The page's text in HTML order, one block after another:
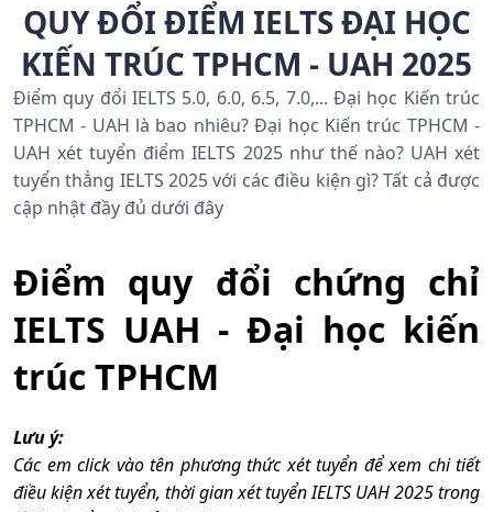
QUY ĐỔI ĐIỂM IELTS ĐẠI HỌC
KIẾN TRÚC TPHCM - UAH 2025
Điểm quy đổi IELTS 5.0, 6.0, 6.5, 7.0,... Đại học Kiến trúc
TPHCM - UAH là bao nhiêu? Đại học Kiến trúc TPHCM -
UAH xét tuyển điểm IELTS 2025 như thế nào? UAH xét
tuyển thẳng IELTS 2025 với các điều kiện gì? Tất cả được
cập nhật đầy đủ dưới đây
Điểm quy đổi chứng chỉ
IELTS UAH - Đại học kiến
trúc TPHCM
Lưu ý:
Các em click vào tên phương thức xét tuyển để xem chi tiết
điều kiện xét tuyển, thời gian xét tuyển IELTS UAH 2025 trong